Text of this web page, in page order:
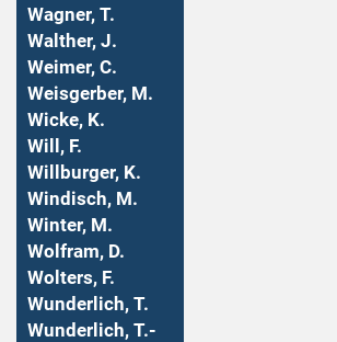
Wagner, T.
Walther, J.
Weimer, C.
Weisgerber, M.
Wicke, K.
Will, F.
Willburger, K.
Windisch, M.
Winter, M.
Wolfram, D.
Wolters, F.
Wunderlich, T.
Wunderlich, T.-